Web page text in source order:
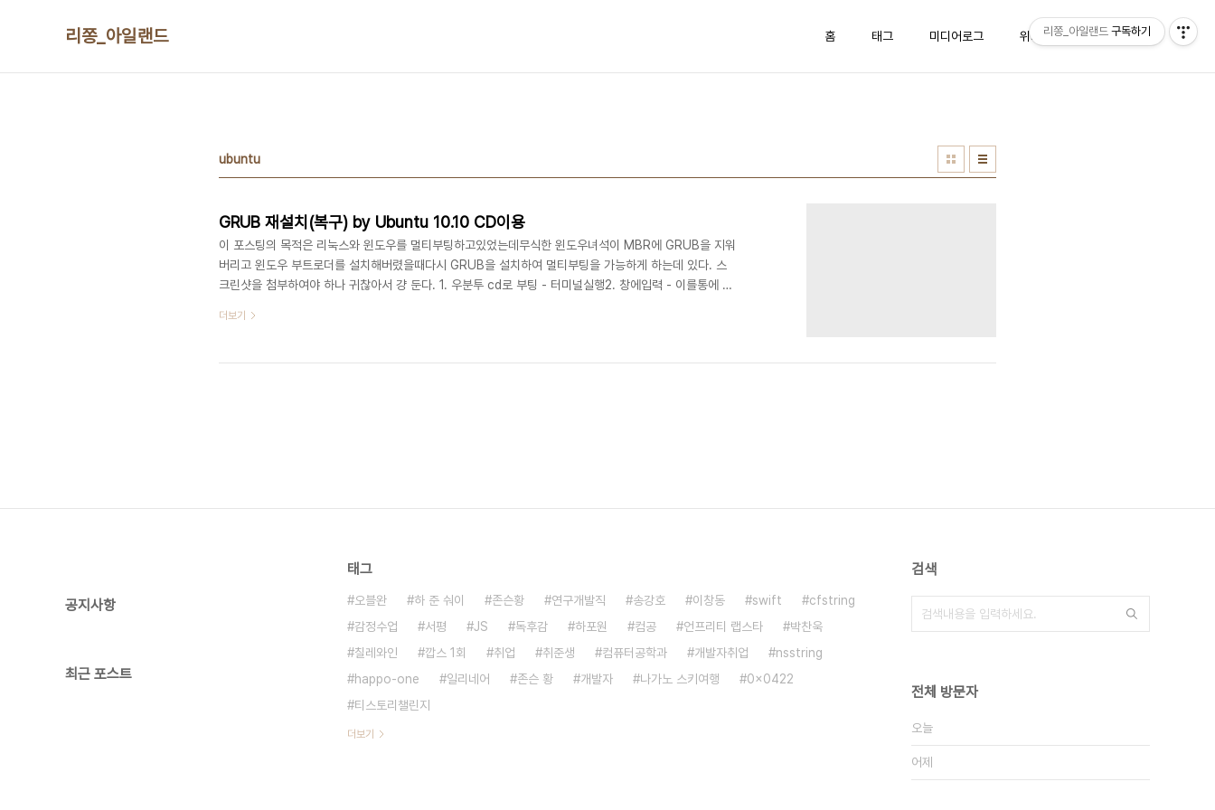
리쫑_아일랜드 홈 태그 미디어로그 위치로그 방명록
ubuntu
GRUB 재설치(복구) by Ubuntu 10.10 CD이용
이 포스팅의 목적은 리눅스와 윈도우를 멀티부팅하고있었는데무식한 윈도우녀석이 MBR에 GRUB을 지워
버리고 윈도우 부트로더를 설치해버렸을때다시 GRUB을 설치하여 멀티부팅을 가능하게 하는데 있다. 스
크린샷을 첨부하여야 하나 귀찮아서 걍 둔다. 1. 우분투 cd로 부팅 - 터미널실행2. 창에입력 - 이를통에 어
sda#mount /dev/sda6 sda ------------sda옆에 숫자는 당신 컴퓨터 리눅스 설치된 파티션 번호
/dev/sda 4.재부팅하면 ..
더보기
공지사항
최근 포스트
태그
오블완 하 준 숴이 존슨황 연구개발직 송강호 이창동 swift
cfstring
감정수업
서평 JS 독후감 하포원 컴공 언프리티 랩스타
박찬욱
칠레와인
깝스 1회 취업 취준생 컴퓨터공학과 개발자취업
nsstring
happo-one
일리네어 존슨 황 개발자 나가노 스키여행
0x0422
티스토리챌린지
더보기
검색
전체 방문자
오늘
어제
리쫑_아일랜드 구독하기